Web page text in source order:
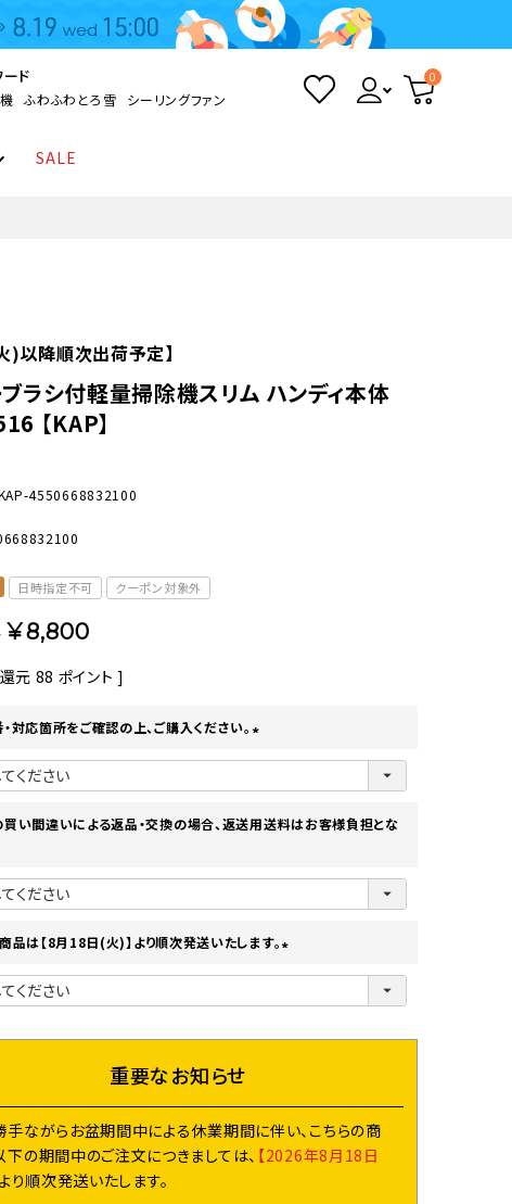
ド
ふわふわとろ雪 シーリングファン
0
AV機器
SALE
)以降順次出荷予定】
ラシ付軽量掃除機スリム ハンディ本体
【KAP】
4550668832100
日時指定不可 クーポン対象外
¥8,800
元 88 ポイント ]
対応箇所をご確認の上、ご購入ください。
(
)
い間違いによる返品・交換の場合、返送用送料はお客様負担とな
品は【8月18日(火)】より順次発送いたします。
(
)
重要なお知らせ
手ながらお盆期間中による休業期間に伴い、こちらの商
下の期間中のご注文につきましては、 【2026年8月18日
より順次発送いたします。